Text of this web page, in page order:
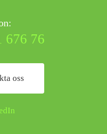
676 76
oss